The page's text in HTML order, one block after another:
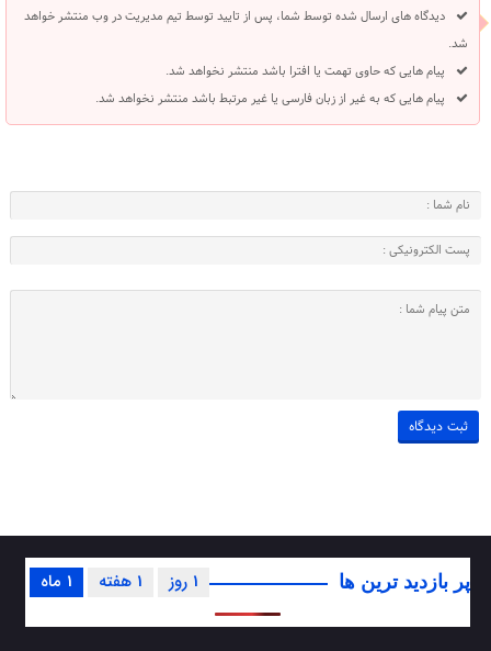
دیدگاه های ارسال شده توسط شما، پس از تایید توسط تیم مدیریت در وب منتشر خواهد
شد.
پیام هایی که حاوی تهمت یا افترا باشد منتشر نخواهد شد.
پیام هایی که به غیر از زبان فارسی یا غیر مرتبط باشد منتشر نخواهد شد.
پر بازدید ترین ها 1 ماه 1 هفته 1 روز